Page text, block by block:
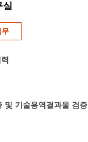
무
및 기술용역결과물 검증